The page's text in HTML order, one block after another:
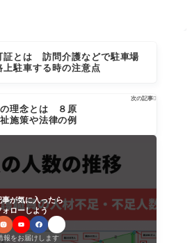
証とは 訪問介護などで駐車場
上駐車する時の注意点
次の記事
の理念とは ８原
施策や法律の例
事が気に入ったら
ォローしよう
報をお届けします